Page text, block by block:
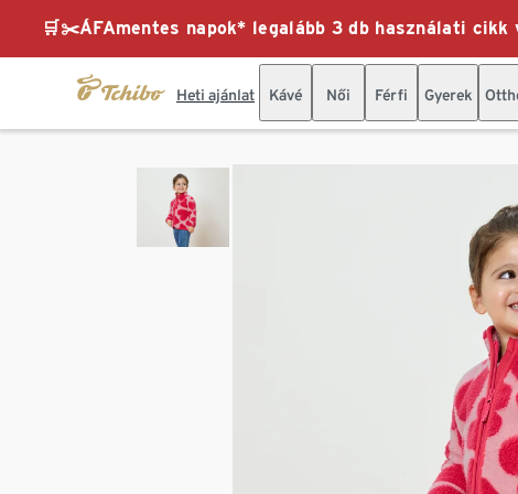
🛒✂️ÁFAmentes napok* legalább 3 db használati
Heti ajánlat Kávé Női Férfi Gyerek